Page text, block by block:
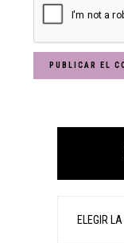
Primary